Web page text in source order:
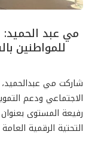
مي عبد
للمواطنين
شاركت مي
الاجتماعي ودعم
رفيعة المستوى
التحتية الرقمية